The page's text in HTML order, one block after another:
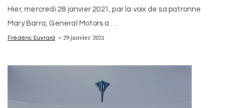
Hier, mercredi 28 janvier 2021, par la voix de sa patronne
Mary Barra, General Motors a …
Frédéric Euvrard 29 janvier 2021